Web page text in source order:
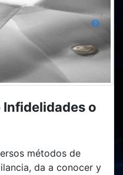
o
métodos de
da a conocer y